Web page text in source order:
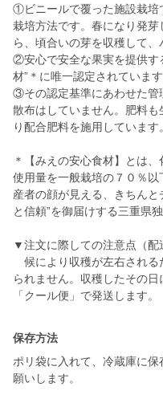
①ビニールで覆った施設栽培
栽培方法です。春になり発
ら、頃合いの芽を収穫して、
②安心で安全な果実を提供す
材”＊に唯一認定されています
③その認定基準にあわせた管
散布はしていません。肥料
り配合肥料を施用してい
＊【みえの安心食材】とは
使用量を一般栽培の７０％
産者の顔が見える、きちん
と信頼”を御届けする三重県
▼注文に際しての注意点（配
候により収穫が左右される
られません。収穫したその
「クール便」で発送します。
保存方法
ポリ袋に入れて、冷蔵庫に
願いします。